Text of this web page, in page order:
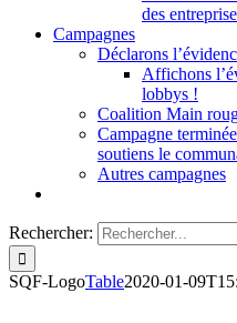
des
Campagnes
Déclarons
Affichons
lobbys !
Coalition Main
Campagne
soutiens le
Autres campagnes
Rechercher:
SQF-LogoTable2020-01-